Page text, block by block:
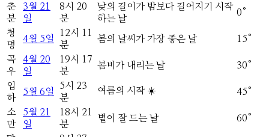
춘
분
3월 21
일
8시 20
분
낮의 길이가 밤보다 길어지기 시작
하는 날
0°
청
명
4월 5일
12시
11
분
봄의 날씨가 가장 좋은 날 15°
곡
우
4월 20
일
19시
17
분
봄비가 내리는 날 30°
입
하
5월 6일
5시 23
분
여름의 시작 ☀️ 45°
소
만
5월 21
일
18시 21
분
볕이 잘 드는 날 60°